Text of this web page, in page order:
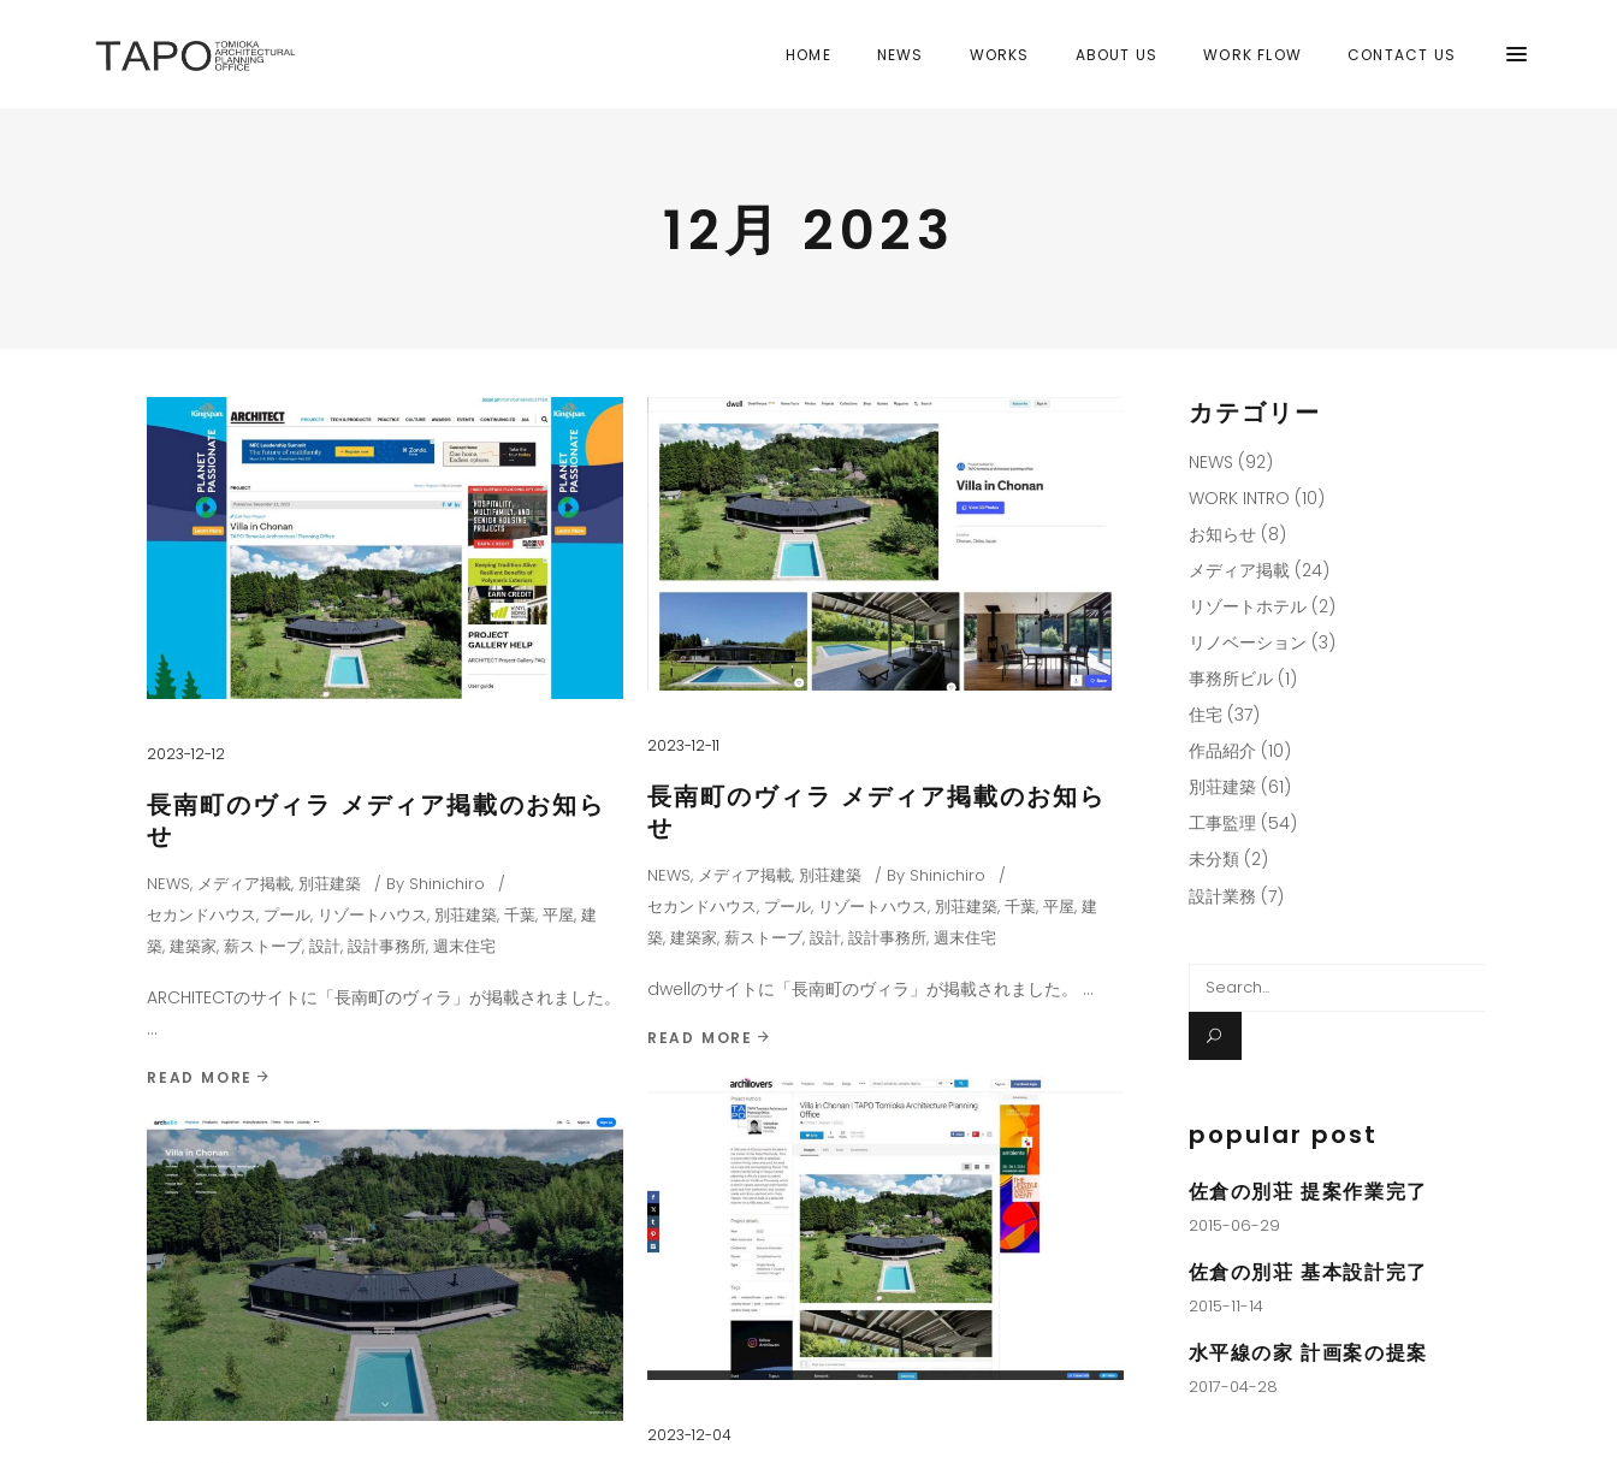
HOME NEWS WORKS ABOUT US WORK FLOW CONTACT US
12月 2023
2023-12-12
長南町のヴィラ メディア掲載のお知ら
せ
NEWS, メディア掲載, 別荘建築 By Shinichiro
セカンドハウス, プール, リゾートハウス, 別荘建築, 千葉, 平屋, 建
築, 建築家, 薪ストーブ, 設計, 設計事務所, 週末住宅
ARCHITECTのサイトに「長南町のヴィラ」が掲載されました。
READ MORE
2023-12-11
長南町のヴィラ メディア掲載のお知ら
せ
NEWS, メディア掲載, 別荘建築 By Shinichiro
セカンドハウス, プール, リゾートハウス, 別荘建築, 千葉, 平屋, 建
築, 建築家, 薪ストーブ, 設計, 設計事務所, 週末住宅
dwellのサイトに「長南町のヴィラ」が掲載されました。
READ MORE
2023-12-04
カテゴリー
NEWS (92)
WORK INTRO (10)
お知らせ(8)
メディア掲載(24)
リゾートホテル(2)
リノベーション (3)
事務所ビル(1)
住宅 (37)
作品紹介 (10)
別荘建築(61)
工事監理(54)
未分類(2)
設計業務 (7)
Search
for:
popular post
佐倉の別荘 提案作業完了
2015-06-29
佐倉の別荘 基本設計完了
2015-11-14
水平線の家 計画案の提案
2017-04-28